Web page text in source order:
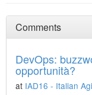
Comments
DevOps:
opportunità?
at IAD16 - Italian